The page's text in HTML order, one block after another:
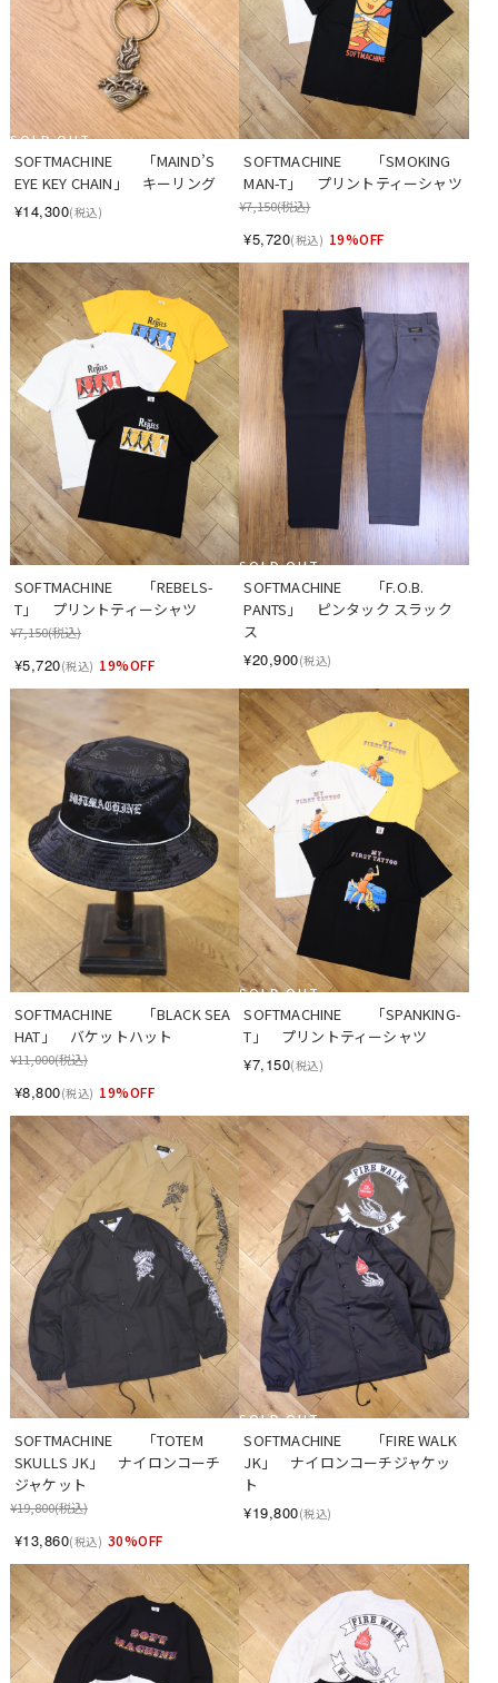
SOLD OUT
SOFTMACHINE　　「MAIND’S
EYE KEY CHAIN」　キーリング
¥14,300(税込)
SOFTMACHINE　　「SMOKING
MAN-T」　プリントティーシャツ
¥7,150(税込)
¥5,720(税込) 19%OFF
SOFTMACHINE　　「REBELS-
T」　プリントティーシャツ
¥7,150(税込)
¥5,720(税込) 19%OFF
SOLD OUT
SOFTMACHINE　　「F.O.B.
PANTS」　ピンタック スラック
ス
¥20,900(税込)
SOFTMACHINE　　「BLACK SEA
HAT」　バケットハット
¥11,000(税込)
¥8,800(税込) 19%OFF
SOLD OUT
SOFTMACHINE　　「SPANKING-
T」　プリントティーシャツ
¥7,150(税込)
SOFTMACHINE　　「TOTEM
SKULLS JK」　ナイロンコーチ
ジャケット
¥19,800(税込)
¥13,860(税込) 30%OFF
SOLD OUT
SOFTMACHINE　　「FIRE WALK
JK」　ナイロンコーチジャケッ
ト
¥19,800(税込)